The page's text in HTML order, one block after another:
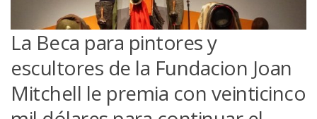
La Beca para pintores y
escultores de la Fundacion Joan
Mitchell le premia con veinticinco